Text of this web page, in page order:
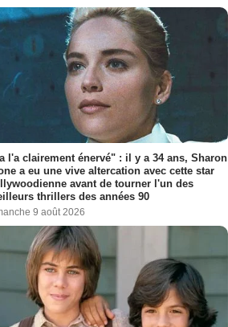
l'a clairement énervé" : il y a 34 ans, Sharon
a eu une vive altercation avec cette star
avant de tourner l'un des
thrillers des années 90
9 août 2026